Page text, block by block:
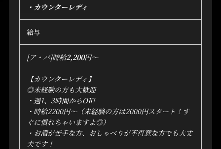
・カウンターレディ
給与
[ア・パ]時給2,200円～
【カウンターレディ】
◎未経験の方も大歓迎
・週1、3時間からOK!
・時給2200円～（未経験の方は2000円スタート！す
ぐに慣れちゃいますよ◎）
・お酒が苦手な方、おしゃべりが不得意な方でも大丈
夫です！